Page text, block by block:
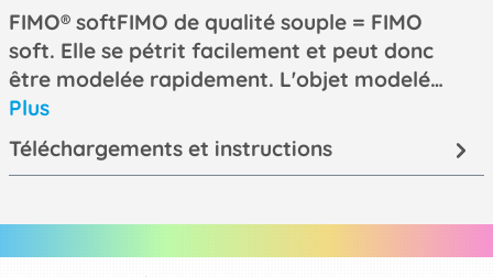
FIMO® softFIMO de qualité souple = FIMO
soft. Elle se pétrit facilement et peut donc
être modelée rapidement. L'objet modelé…
Plus
Téléchargements et instructions